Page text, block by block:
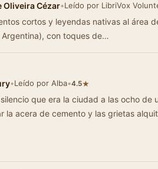
Oliveira Cézar•Leído por LibriVox
cortos y leyendas nativas al área
Argentina), con toques de…
•Leído por Alba•4.5★
que era la ciudad a las ocho de una brumosa
noviembre, pisar la acera de